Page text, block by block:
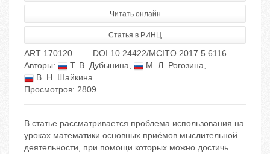
Читать онлайн
Статья в РИНЦ
ART 170120
DOI 10.24422/MCITO.2017.5.6116
Авторы:
Т. В. Дубынина, М. Л. Рогозина,
В. Н. Шайкина
Просмотров: 2809
В статье рассматривается проблема использования на
уроках математики основных приёмов мыслительной
деятельности, при помощи которых можно достичь